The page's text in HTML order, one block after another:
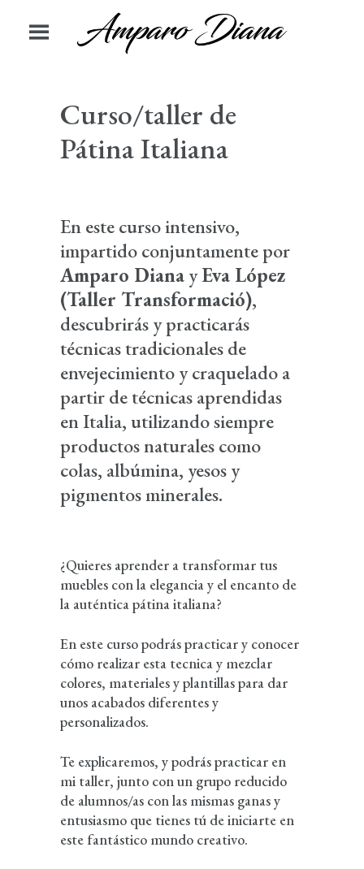
Curso/taller de
Pátina Italiana
En este curso intensivo,
impartido conjuntamente por
Amparo DianayEva López
(Taller Transformació),
descubrirás y practicarás
técnicas tradicionales de
envejecimiento y craquelado a
partir de técnicas aprendidas
en Italia, utilizando siempre
productos naturales como
colas, albúmina, yesos y
pigmentos minerales.
¿Quieres aprender a transformar tus
muebles con la elegancia y el encanto de
la auténtica pátina italiana?
En este curso podrás practicar y conocer
cómo realizar esta tecnica y mezclar
colores, materiales y plantillas para dar
unos acabados diferentes y
personalizados.
Te explicaremos, y podrás practicar en
mi taller, junto con un grupo reducido
de alumnos/as con las mismas ganas y
entusiasmo que tienes tú de iniciarte en
este fantástico mundo creativo.